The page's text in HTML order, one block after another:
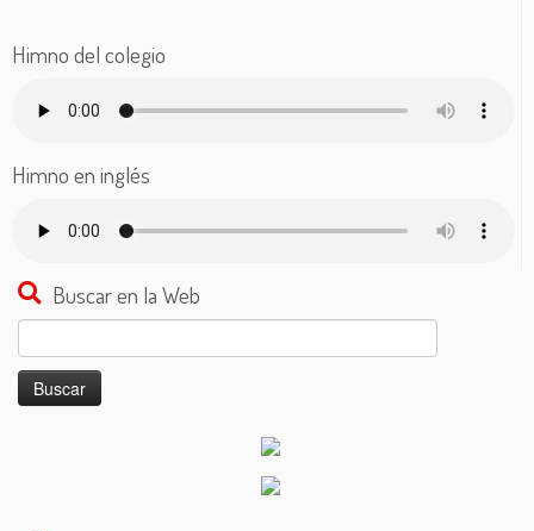
Himno del colegio
Himno en inglés
Buscar en la Web
Buscar: